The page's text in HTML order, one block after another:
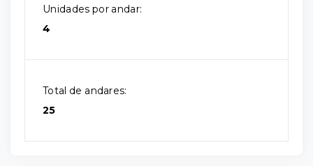
Unidades por andar:
4
Total de andares:
25